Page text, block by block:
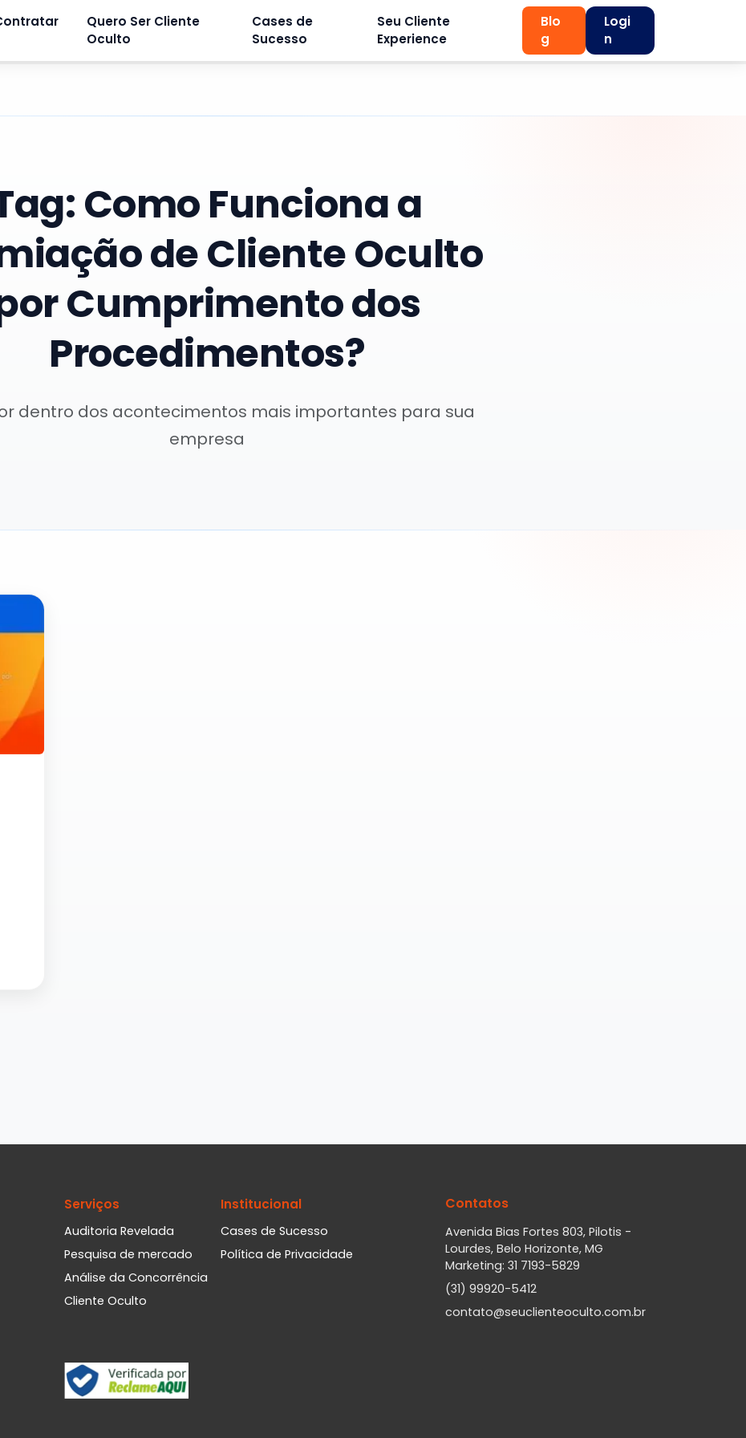
Quero Ser Cliente
Oculto
Cases de
Sucesso
Seu Cliente
Experience
Blo
g
Logi
n
Como Funciona a
de Cliente Oculto
Cumprimento dos
Procedimentos?
dentro dos acontecimentos mais importantes para sua
empresa
Serviços
Auditoria Revelada
Pesquisa de mercado
Análise da Concorrência
Cliente Oculto
Institucional
Cases de Sucesso
Política de Privacidade
Contatos
Avenida Bias Fortes 803, Pilotis -
Lourdes, Belo Horizonte, MG
Marketing: 31 7193-5829
(31) 99920-5412
contato@seuclienteoculto.com.br